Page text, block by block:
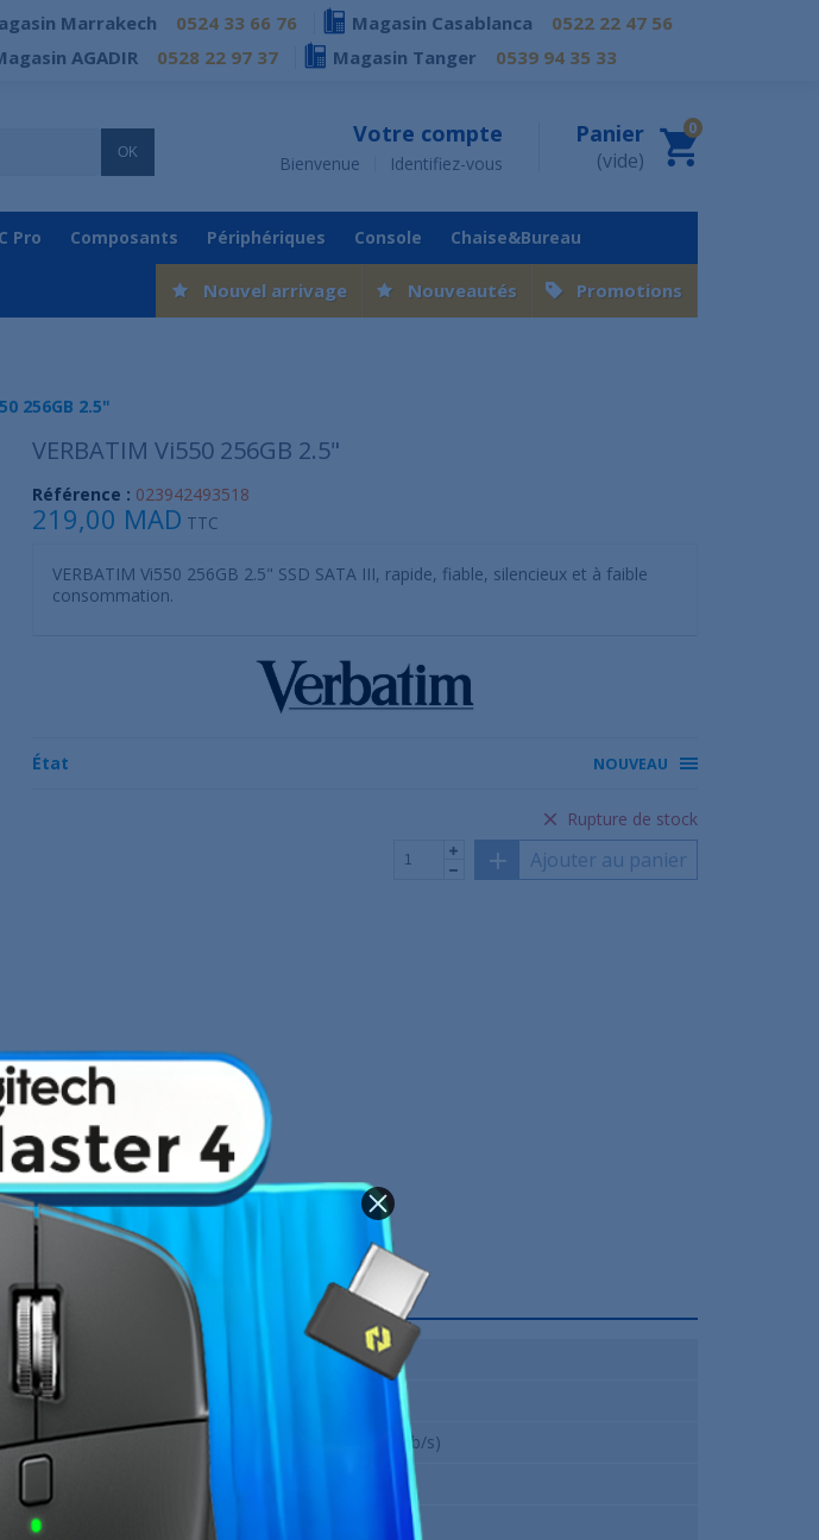
Marrakech 0524 33 66 76 Magasin Casablanca
0522 22 47 56
AGADIR 0528 22 97 37 Magasin Tanger 0539 94 35 33
OK
Panier
(vide)
0
Votre compte
Bienvenue Identifiez-vous
Promotions
Nouveautés
Nouvel arrivage
Pro Composants Périphériques Console Chaise&Bureau
256GB 2.5"
VERBATIM Vi550 256GB 2.5"
Référence : 023942493518
219,00 MAD TTC
VERBATIM Vi550 256GB 2.5" SSD SATA III, rapide, fiable, silencieux et à faible
consommation.
État NOUVEAU
Rupture de stock
Ajouter au panier
Fiche technique
Format de Disque
Carte M.2
Capacité de disque
Interface
SATA III (6 Gb/s)
Vitesse en écriture